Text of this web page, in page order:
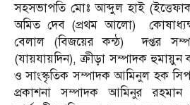
সহসভাপতি মোঃ আব্দুল হাই
অমিত দেব (প্রথম আলো)
বেলাল (বিজয়ের কন্ঠ)
দপ্তর
(যায়যায়দিন), ক্রীড়া সম্পাদক হুমায়ুন
ও সাংস্কৃতিক সম্পাদক আমিনুল হক
প্রকাশনা সম্পাদক আমিনুর